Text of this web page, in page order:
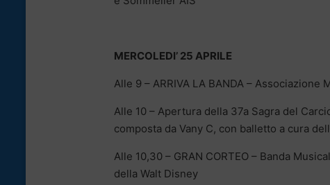
MERCOLEDI’ 25 APRILE
Alle 9 – ARRIVA LA BANDA – Associazione
Alle 10 – Apertura della 37a Sagra del
composta da Vany C, con balletto a cura
Alle 10,30 – GRAN CORTEO – Banda
della Walt Disney